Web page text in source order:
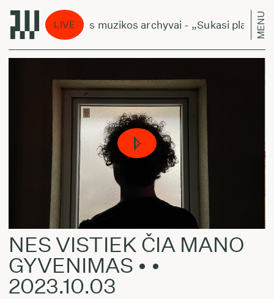
LIVE
Lietuviškos muzikos archyvai - „Sukasi planetos“
MENU
NES VISTIEK ČIA MANO
GYVENIMAS • •
2023.10.03